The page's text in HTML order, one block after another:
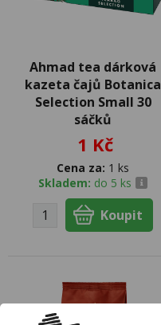
Ahmad tea dárková
kazeta čajů Botanica
Selection Small 30
sáčků
1 Kč
Cena za: 1 ks
Skladem: do 5 ks